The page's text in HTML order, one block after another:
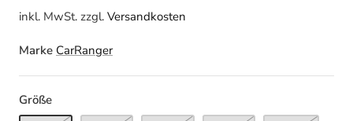
inkl. MwSt. zzgl. Versandkosten
Marke CarRanger
Größe